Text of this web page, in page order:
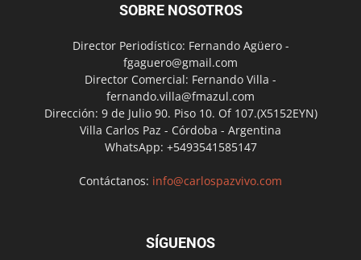
SOBRE NOSOTROS
Director Periodístico: Fernando Agüero -
fgaguero@gmail.com
Director Comercial: Fernando Villa -
fernando.villa@fmazul.com
Dirección: 9 de Julio 90. Piso 10. Of 107.(X5152EYN)
Villa Carlos Paz - Córdoba - Argentina
WhatsApp: +5493541585147
Contáctanos: info@carlospazvivo.com
SÍGUENOS